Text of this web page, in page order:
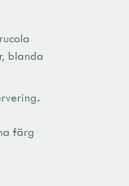
blanda
färg